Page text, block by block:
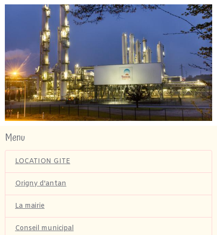
Menu
LOCATION GITE
Origny d'antan
La mairie
Conseil municipal